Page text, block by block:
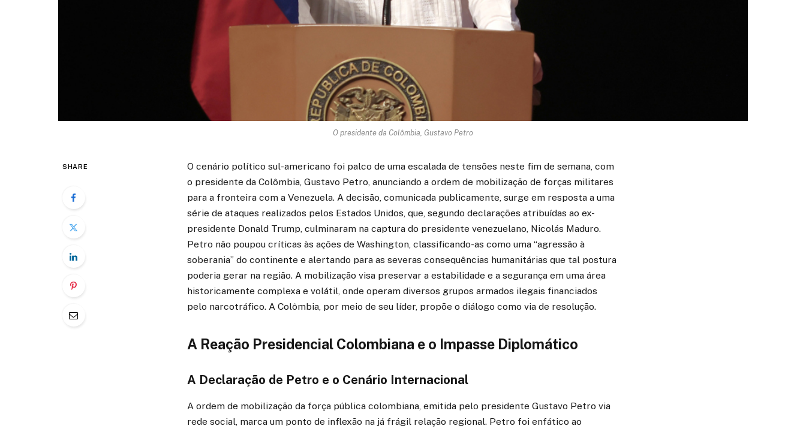
O presidente da Colômbia, Gustavo Petro
SHARE
O cenário político sul-americano foi palco de uma escalada de tensões neste fim de semana, com
o presidente da Colômbia, Gustavo Petro, anunciando a ordem de mobilização de forças militares
para a fronteira com a Venezuela. A decisão, comunicada publicamente, surge em resposta a uma
série de ataques realizados pelos Estados Unidos, que, segundo declarações atribuídas ao ex-
presidente Donald Trump, culminaram na captura do presidente venezuelano, Nicolás Maduro.
Petro não poupou críticas às ações de Washington, classificando-as como uma “agressão à
soberania” do continente e alertando para as severas consequências humanitárias que tal postura
poderia gerar na região. A mobilização visa preservar a estabilidade e a segurança em uma área
historicamente complexa e volátil, onde operam diversos grupos armados ilegais financiados
pelo narcotráfico. A Colômbia, por meio de seu líder, propõe o diálogo como via de resolução.
A Reação Presidencial Colombiana e o Impasse Diplomático
A Declaração de Petro e o Cenário Internacional
A ordem de mobilização da força pública colombiana, emitida pelo presidente Gustavo Petro via
rede social, marca um ponto de inflexão na já frágil relação regional. Petro foi enfático ao